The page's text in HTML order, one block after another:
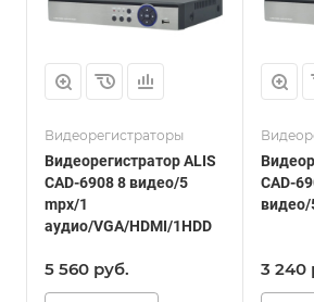
Видеорегистраторы
Видеорегистратор ALIS
CAD-6908 8 видео/5
mpx/1
аудио/VGA/HDMI/1HDD
5 560 руб.
CAD-
видео/
3 240